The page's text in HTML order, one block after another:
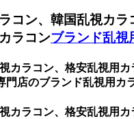
ン、韓国乱視カ
ラコンブランド乱視
カラコン、格安乱視用
門店のブランド乱視用カ
カラコン、格安乱視用